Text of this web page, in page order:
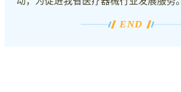
END